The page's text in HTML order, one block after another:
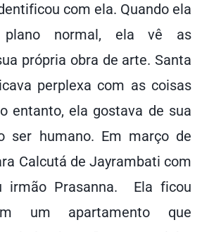
com ela. Quando ela
normal, ela vê as
própria obra de arte. Santa
perplexa com as coisas
entanto, ela gostava de sua
ser humano. Em março de
Calcutá de Jayrambati com
irmão Prasanna. Ela ficou
um apartamento que